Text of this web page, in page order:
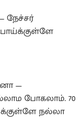
—
போகலாம். 70
நல்லா